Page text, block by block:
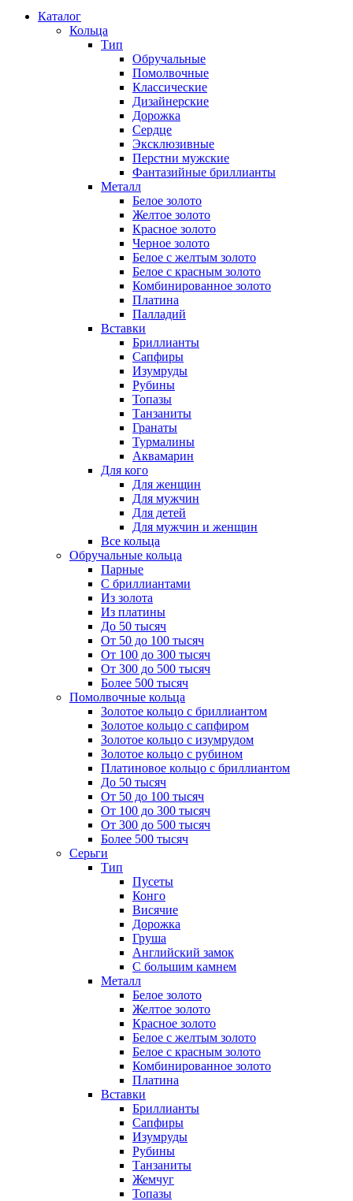
Каталог
Кольца
Тип
Обручальные
Помолвочные
Классические
Дизайнерские
Дорожка
Сердце
Эксклюзивные
Перстни мужские
Фантазийные бриллианты
Металл
Белое золото
Желтое золото
Красное золото
Черное золото
Белое с желтым золото
Белое с красным золото
Комбинированное золото
Платина
Палладий
Вставки
Бриллианты
Сапфиры
Изумруды
Рубины
Топазы
Танзаниты
Гранаты
Турмалины
Аквамарин
Для кого
Для женщин
Для мужчин
Для детей
Для мужчин и женщин
Все кольца
Обручальные кольца
Парные
С бриллиантами
Из золота
Из платины
До 50 тысяч
От 50 до 100 тысяч
От 100 до 300 тысяч
От 300 до 500 тысяч
Более 500 тысяч
Помолвочные кольца
Золотое кольцо с бриллиантом
Золотое кольцо с сапфиром
Золотое кольцо с изумрудом
Золотое кольцо с рубином
Платиновое кольцо с бриллиантом
До 50 тысяч
От 50 до 100 тысяч
От 100 до 300 тысяч
От 300 до 500 тысяч
Более 500 тысяч
Серьги
Тип
Пусеты
Конго
Висячие
Дорожка
Груша
Английский замок
С большим камнем
Металл
Белое золото
Желтое золото
Красное золото
Белое с желтым золото
Белое с красным золото
Комбинированное золото
Платина
Вставки
Бриллианты
Сапфиры
Изумруды
Рубины
Танзаниты
Жемчуг
Топазы